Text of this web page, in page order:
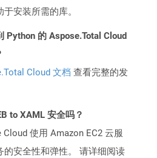
安装所需的库。
Python 的 Aspose.Total Cloud
Cloud 文档 查看完整的发
to XAML 安全吗？
使用 Amazon EC2 云服
的安全性和弹性。 请详细阅读